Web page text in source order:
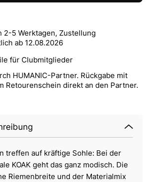
2-5 Werktagen, Zustellung
ab 12.08.2026
für Clubmitglieder
HUMANIC-Partner. Rückgabe mit
Retourenschein direkt an den Partner.
treffen auf kräftige Sohle: Bei der
KOAK geht das ganz modisch. Die
Riemenbreite und der Materialmix